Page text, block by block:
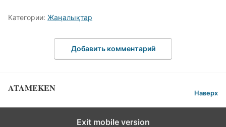
Категории: Жаңалықтар
Добавить комментарий
ATAMEKEN Наверх
Exit mobile version